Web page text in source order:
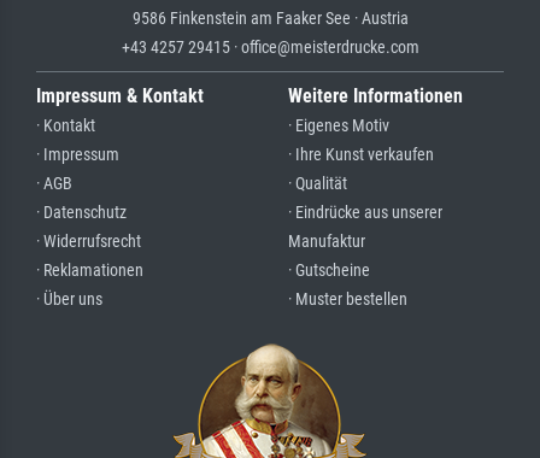
9586 Finkenstein am Faaker See · Austria
+43 4257 29415 · office@meisterdrucke.com
Impressum & Kontakt
· Kontakt
· Impressum
· AGB
· Datenschutz
· Widerrufsrecht
· Reklamationen
· Über uns
Weitere Informationen
· Eigenes Motiv
· Ihre Kunst verkaufen
· Qualität
· Eindrücke aus unserer
Manufaktur
· Gutscheine
· Muster bestellen